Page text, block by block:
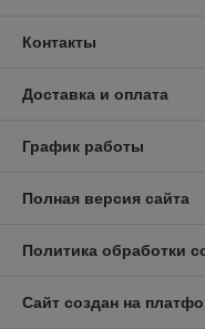
Контакты
Доставка и оплата
График работы
Полная версия сайта
Политика обработки
Сайт создан на